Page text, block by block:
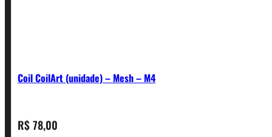
Coil CoilArt (unidade) – Mesh – M4
R$78,00
CONTATO